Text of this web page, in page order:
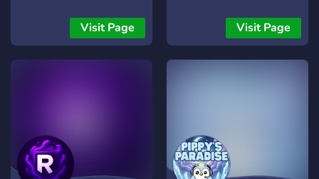
Visit Page
Pagamento via PIX
(qualquer banco) 🧾
Sistema seguro: 50% antes
revisão 📩 Abra seu pedido
agora e destaque seu
projeto com visual
Visit Page